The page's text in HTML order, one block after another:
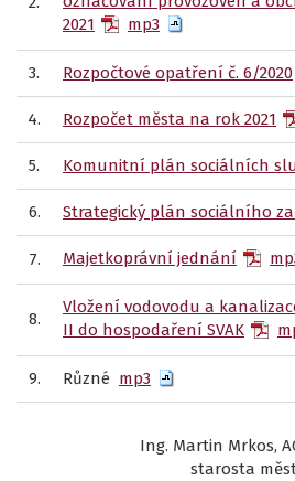
2021
mp3
3. Rozpočtové opatření č. 6/2020
4. Rozpočet města na rok 2021
5. Komunitní plán sociálních
6. Strategický plán sociálního
7. Majetkoprávní jednání
8.
Vložení vodovodu a
II do hospodaření SVAK
9. Různé mp3
Ing. Martin Mrkos,
starosta